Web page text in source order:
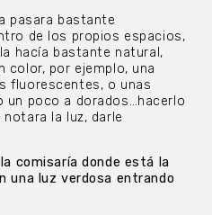
pasara bastante
de los propios espacios,
hacía bastante natural,
color, por ejemplo, una
fluorescentes, o unas
un poco a dorados…hacerlo
la luz, darle
comisaría donde está la
una luz verdosa entrando